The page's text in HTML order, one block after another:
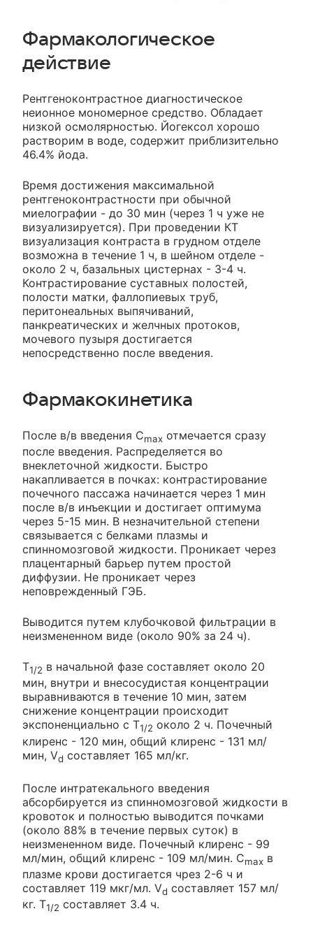
Фармакологическое
действие
Рентгеноконтрастное диагностическое
неионное мономерное средство. Обладает
низкой осмолярностью. Йогексол хорошо
растворим в воде, содержит приблизительно
46.4% йода.
Время достижения максимальной
рентгеноконтрастности при обычной
миелографии - до 30 мин (через 1 ч уже не
визуализируется). При проведении КТ
визуализация контраста в грудном отделе
возможна в течение 1 ч, в шейном отделе -
около 2 ч, базальных цистернах - 3-4 ч.
Контрастирование суставных полостей,
полости матки, фаллопиевых труб,
перитонеальных выпячиваний,
панкреатических и желчных протоков,
мочевого пузыря достигается
непосредственно после введения.
Фармакокинетика
После в/в введения Cmax отмечается сразу
после введения. Распределяется во
внеклеточной жидкости. Быстро
накапливается в почках: контрастирование
почечного пассажа начинается через 1 мин
после в/в инъекции и достигает оптимума
через 5-15 мин. В незначительной степени
связывается с белками плазмы и
спинномозговой жидкости. Проникает через
плацентарный барьер путем простой
диффузии. Не проникает через
неповрежденный ГЭБ.
Выводится путем клубочковой фильтрации в
неизмененном виде (около 90% за 24 ч).
T1/2 в начальной фазе составляет около 20
мин, внутри и внесосудистая концентрации
выравниваются в течение 10 мин, затем
снижение концентрации происходит
экспоненциально с T1/2 около 2 ч. Почечный
клиренс - 120 мин, общий клиренс - 131 мл/
мин, Vd составляет 165 мл/кг.
После интратекального введения
абсорбируется из спинномозговой жидкости в
кровоток и полностью выводится почками
(около 88% в течение первых суток) в
неизмененном виде. Почечный клиренс - 99
мл/мин, общий клиренс - 109 мл/мин. Cmax в
плазме крови достигается чрез 2-6 ч и
составляет 119 мкг/мл. Vd составляет 157 мл/
кг. T1/2 составляет 3.4 ч.